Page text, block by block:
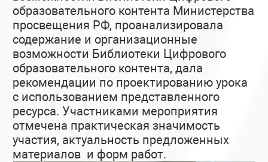
образовательного контента Министерства
просвещения РФ, проанализировала
содержание и организационные
возможности Библиотеки Цифрового
образовательного контента, дала
рекомендации по проектированию урока
с использованием представленного
ресурса. Участниками мероприятия
отмечена практическая значимость
участия, актуальность предложенных
материалов и форм работ.